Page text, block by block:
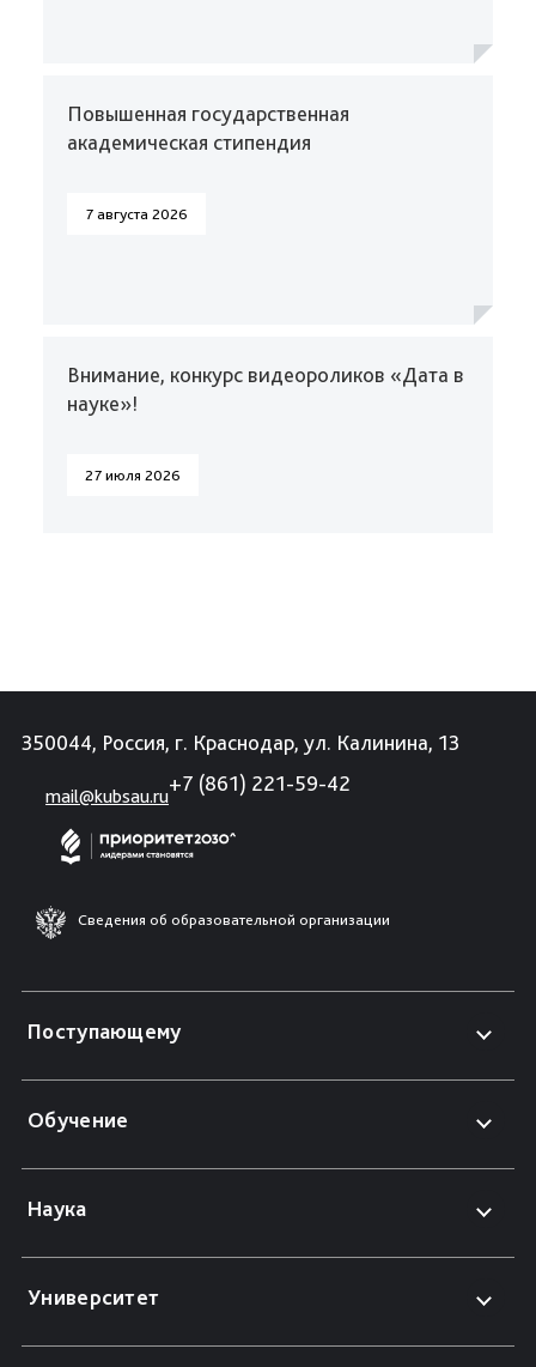
Повышенная государственная
академическая стипендия
7 августа 2026
Внимание, конкурс видеороликов «Дата в
науке»!
27 июля 2026
350044, Россия, г. Краснодар, ул. Калинина, 13
mail@kubsau.ru
+7 (861) 221-59-42
Сведения об образовательной организации
Поступающему
Обучение
Наука
Университет